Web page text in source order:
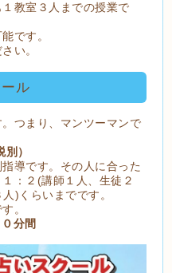
教室３人までの授業で
です。
い。
ル
つまり、マンツーマンで
）
導です。その人に合った
：２(講師１人、生徒２
)くらいまでです。
。
分間